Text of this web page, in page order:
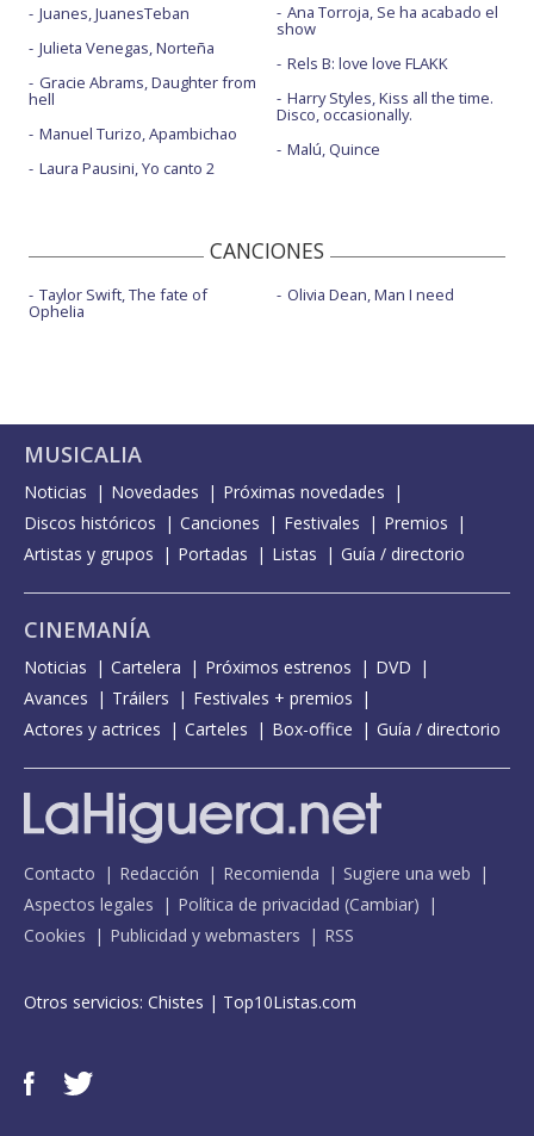
Juanes, JuanesTeban
Julieta Venegas, Norteña
Gracie Abrams, Daughter from
hell
Manuel Turizo, Apambichao
Laura Pausini, Yo canto 2
Ana Torroja, Se ha acabado el
show
Rels B: love love FLAKK
Harry Styles, Kiss all the time.
Disco, occasionally.
Malú, Quince
CANCIONES
Taylor Swift, The fate of
Ophelia
Olivia Dean, Man I need
MUSICALIA
Noticias Novedades
Próximas novedades
Discos históricos
Canciones Festivales
Premios
Artistas y grupos
Portadas Listas Guía / directorio
CINEMANÍA
Noticias Cartelera Próximos estrenos
DVD
Avances
Tráilers
Festivales + premios
Actores y actrices
Carteles Box-office Guía / directorio
Contacto Redacción Recomienda
Sugiere una web
Aspectos legales
Política de privacidad (Cambiar)
Cookies
Publicidad y webmasters RSS
Otros servicios: Chistes | Top10Listas.com